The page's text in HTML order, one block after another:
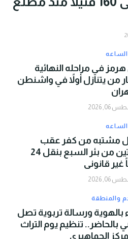
الساعه
هرمز في مراحله النهائية
من يتنازل أولاً في واشنطن
2026
الساعه
مشتبه من كفر عقب
وامرأتين من بئر السبع بنقل 24
غير قانوني
2026
والمنطقة
بالهوية ورسالة تربوية تصل
بالحاضر.. تنظيم يوم التراث
الجماهيري